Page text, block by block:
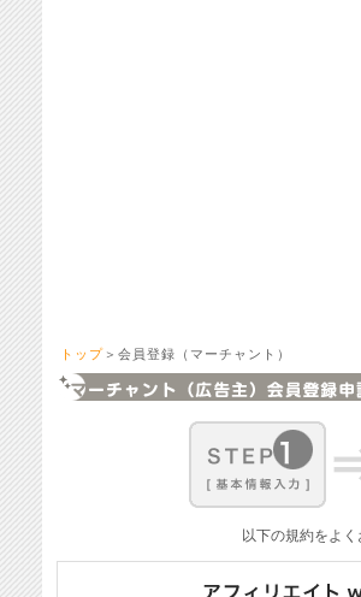
トップ ＞会員登録（マーチャント）
以下の規約をよ